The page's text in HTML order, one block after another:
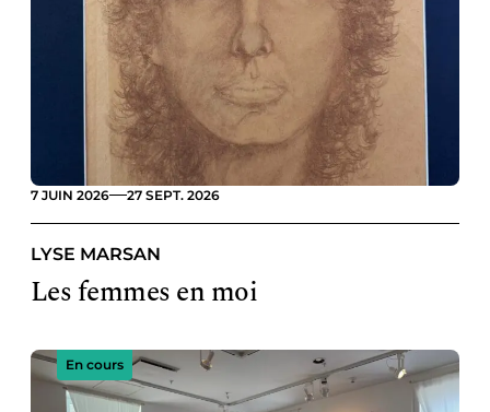
7 JUIN 2026 27 SEPT. 2026
LYSE MARSAN
Les femmes en moi
En cours